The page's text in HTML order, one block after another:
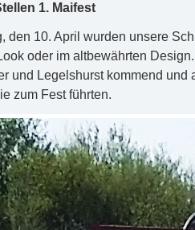
1. Maifest
den 10. April wurden unsere
oder im altbewährten
und Legelshurst kommend und
zum Fest führten.